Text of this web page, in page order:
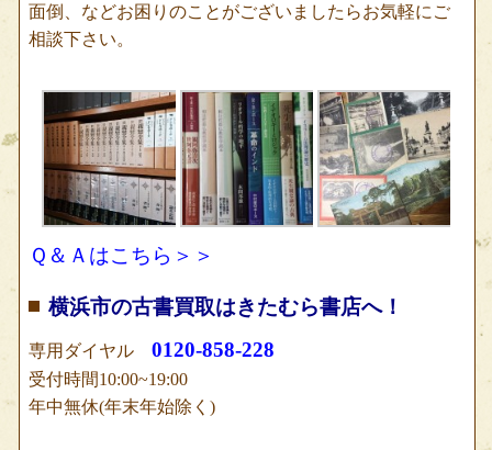
面倒、などお困りのことがございましたらお気軽にご
相談下さい。
Ｑ＆Ａはこちら＞＞
横浜市の古書買取はきたむら書店へ！
専用ダイヤル0120-858-228
受付時間10:00~19:00
年中無休(年末年始除く)